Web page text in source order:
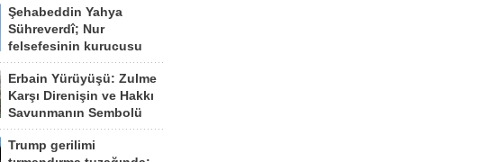
Şehabeddin Yahya
Sühreverdî; Nur
felsefesinin kurucusu
Erbain Yürüyüşü: Zulme
Karşı Direnişin ve Hakkı
Savunmanın Sembolü
Trump gerilimi